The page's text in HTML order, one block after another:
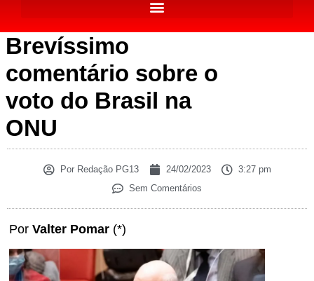
Brevíssimo
comentário sobre o
voto do Brasil na
ONU
PorRedação PG13 24/02/2023
3:27 pm
Sem Comentários
Por Valter Pomar (*)